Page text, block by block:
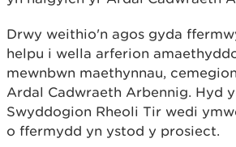
Drwy weithio'n agos gyda
helpu i wella arferion
mewnbwn maethynnau,
Ardal Cadwraeth Arbennig. Hyd
Swyddogion Rheoli Tir wedi
o ffermydd yn ystod y prosiect.